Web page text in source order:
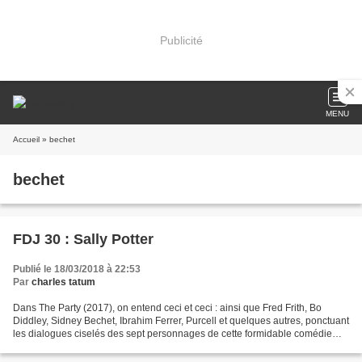
Publicité
MENU
Accueil » bechet
bechet
FDJ 30 : Sally Potter
Publié le 18/03/2018 à 22:53
Par charles tatum
Dans The Party (2017), on entend ceci et ceci : ainsi que Fred Frith, Bo
Diddley, Sidney Bechet, Ibrahim Ferrer, Purcell et quelques autres, ponctuant
les dialogues ciselés des sept personnages de cette formidable comédie